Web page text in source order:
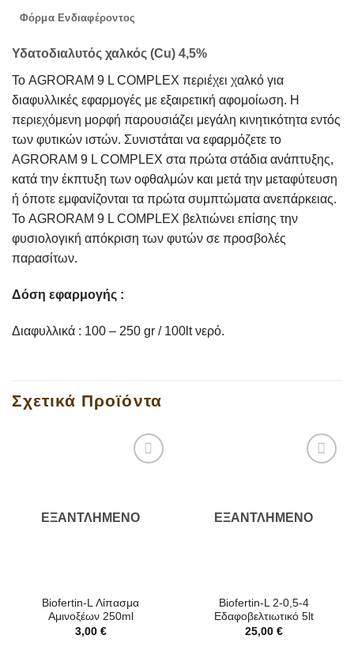
Φόρμα Ενδιαφέροντος
Υδατοδιαλυτός χαλκός (Cu) 4,5%
Το AGRORAM 9 L COMPLEX περιέχει χαλκό για
διαφυλλικές εφαρμογές με εξαιρετική αφομοίωση. Η
περιεχόμενη μορφή παρουσιάζει μεγάλη κινητικότητα εντός
των φυτικών ιστών. Συνιστάται να εφαρμόζετε το
AGRORAM 9 L COMPLEX στα πρώτα στάδια ανάπτυξης,
κατά την έκπτυξη των οφθαλμών και μετά την μεταφύτευση
ή όποτε εμφανίζονται τα πρώτα συμπτώματα ανεπάρκειας.
Το AGRORAM 9 L COMPLEX βελτιώνει επίσης την
φυσιολογική απόκριση των φυτών σε προσβολές
παρασίτων.
Δόση εφαρμογής :
Διαφυλλικά : 100 – 250 gr / 100lt νερό.
Σχετικά Προϊόντα
ΕΞΑΝΤΛΗΜΈΝΟ
Biofertin-L Λίπασμα
Αμινοξέων 250ml
3,00 €
ΕΞΑΝΤΛΗΜΈΝΟ
Biofertin-L 2-0,5-4
Εδαφοβελτιωτικό 5lt
25,00 €